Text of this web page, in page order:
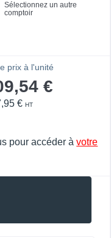
Sélectionnez un autre
comptoir
prix à l'unité
€
€ HT
pour accéder àvotre